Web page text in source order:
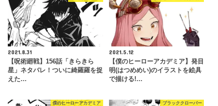
2021.8.31
【呪術廻戦】156話「きらきら
星」ネタバレ！ついに綺羅羅を捉
えた…
2021.5.12
【僕のヒーローアカデミア】発目
明(はつめめい)のイラストを絵具
で描ける!…
僕のヒーローアカデミア ブラッククローバー